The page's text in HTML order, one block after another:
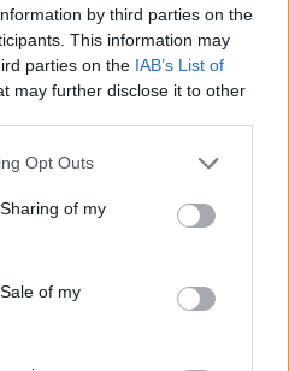
by third parties on the
This information may
parties on the IAB’s List of
may further disclose it to other
Opt Outs
of my
of my